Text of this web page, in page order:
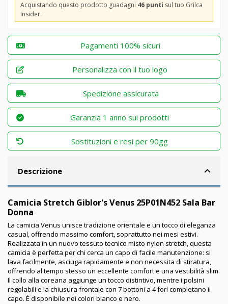
Acquistando questo prodotto guadagni 46 punti sul tuo Grilca
Insider.
Pagamenti 100% sicuri
Personalizza con il tuo logo
Spedizione assicurata
Garanzia 1 anno sui prodotti
Sostituzioni e resi per 90gg
Descrizione
Camicia Stretch Giblor's Venus 25P01N452 Sala Bar
Donna
La camicia Venus unisce tradizione orientale e un tocco di eleganza
casual, offrendo massimo comfort, soprattutto nei mesi estivi.
Realizzata in un nuovo tessuto tecnico misto nylon stretch, questa
camicia è perfetta per chi cerca un capo di facile manutenzione: si
lava facilmente, asciuga rapidamente e non necessita di stiratura,
offrendo al tempo stesso un eccellente comfort e una vestibilità slim.
Il collo alla coreana aggiunge un tocco distintivo, mentre i polsini
regolabili e la chiusura frontale con 7 bottoni a 4 fori completano il
capo. È disponibile nei colori bianco e nero.